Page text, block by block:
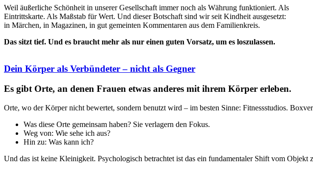
Weil äußerliche Schönheit in unserer Gesellschaft immer noch als Währung funktioniert. Als
Eintrittskarte. Als Maßstab für Wert. Und dieser Botschaft sind wir seit Kindheit ausgesetzt:
in Märchen, in Magazinen, in gut gemeinten Kommentaren aus dem Familienkreis.
Das sitzt tief. Und es braucht mehr als nur einen guten Vorsatz, um es loszulassen.
Dein Körper als Verbündeter – nicht als Gegner
Es gibt Orte, an denen Frauen etwas anderes mit ihrem Körper erleben.
Orte, wo der Körper nicht bewertet, sondern benutzt wird – im besten Sinne: Fitnessstudios.
Was diese Orte gemeinsam haben? Sie verlagern den Fokus.
Weg von: Wie sehe ich aus?
Hin zu: Was kann ich?
Und das ist keine Kleinigkeit. Psychologisch betrachtet ist das ein fundamentaler Shift vom